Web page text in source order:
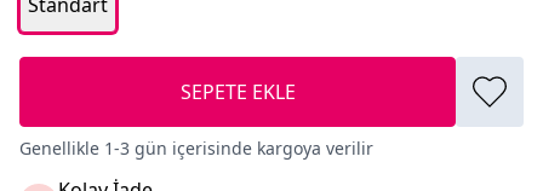
SEPETE EKLE
Genellikle 1-3 gün içerisinde kargoya verilir